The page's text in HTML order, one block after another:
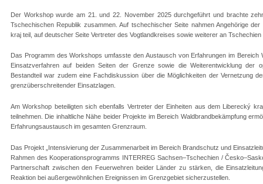
Der Workshop wurde am 21. und 22. November 2025 durchgeführt und brachte
Tschechischen Republik zusammen. Auf tschechischer Seite nahmen Angehörige
kraj teil, auf deutscher Seite Vertreter des Vogtlandkreises sowie weiterer an
Das Programm des Workshops umfasste den Austausch von Erfahrungen im Bereich
Einsatzverfahren auf beiden Seiten der Grenze sowie die Weiterentwicklung der
Bestandteil war zudem eine Fachdiskussion über die Möglichkeiten der Vernetzung
grenzüberschreitender Einsatzlagen.
Am Workshop beteiligten sich ebenfalls Vertreter der Einheiten aus dem Liberecký
teilnehmen. Die inhaltliche Nähe beider Projekte im Bereich Waldbrandbekämpfung
Erfahrungsaustausch im gesamten Grenzraum.
Das Projekt „Intensivierung der Zusammenarbeit im Bereich Brandschutz und
Rahmen des Kooperationsprogramms INTERREG Sachsen–Tschechien /
Partnerschaft zwischen den Feuerwehren beider Länder zu stärken, die
Reaktion bei außergewöhnlichen Ereignissen im Grenzgebiet sicherzustellen.